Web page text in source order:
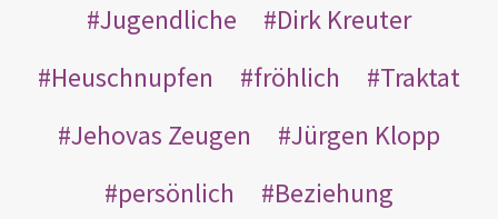
Jugendliche
Dirk Kreuter
Heuschnupfen
fröhlich
Traktat
Jehovas Zeugen
Jürgen Klopp
persönlich
Beziehung